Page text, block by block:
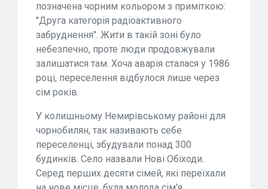
позначена чорним кольором з приміткою:
"Друга категорія радіоактивного
забруднення". Жити в такій зоні було
небезпечно, проте люди продовжували
залишатися там. Хоча аварія сталася у 1986
році, переселення відбулося лише через
сім років.
У колишньому Немирівському районі для
чорнобилян, так називають себе
переселенці, збудували понад 300
будинків. Село назвали Нові Обіходи.
Серед перших десяти сімей, які переїхали